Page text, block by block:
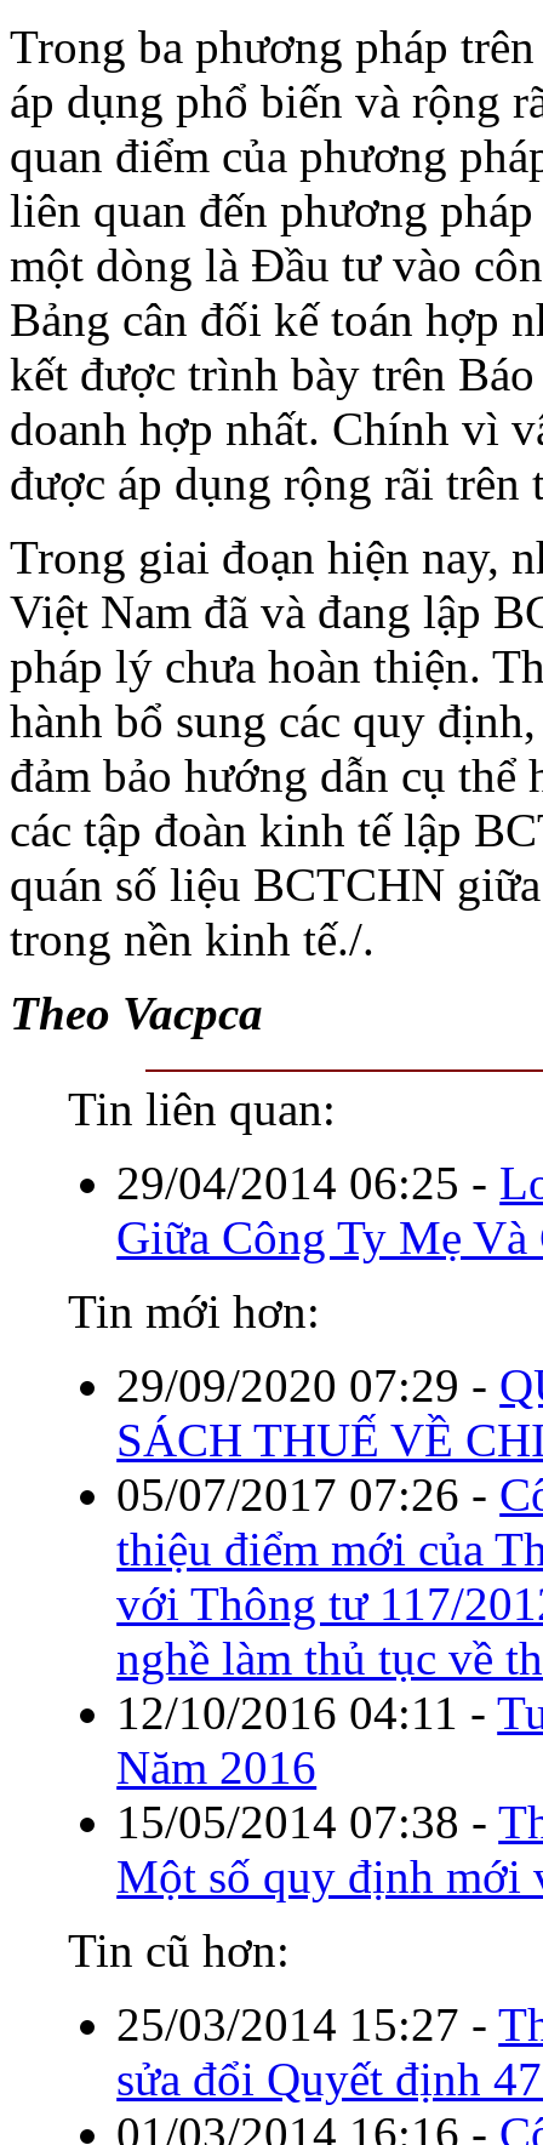
Trong ba phương pháp
áp dụng phổ biến và rộng
quan điểm của phương
liên quan đến phương
một dòng là Đầu tư vào
Bảng cân đối kế toán hợp
kết được trình bày trên
doanh hợp nhất. Chính vì
được áp dụng rộng rãi trên
Trong giai đoạn hiện nay,
Việt Nam đã và đang lập
pháp lý chưa hoàn thiện.
hành bổ sung các quy
đảm bảo hướng dẫn cụ thể
các tập đoàn kinh tế lập
quán số liệu BCTCHN
trong nền kinh tế./.
Theo Vacpca
Tin liên quan:
29/04/2014 06:25 -
Giữa Công Ty Mẹ
Tin mới hơn:
29/09/2020 07:29 -
SÁCH THUẾ VỀ
05/07/2017 07:26 -
thiệu điểm mới của
với Thông tư 117/
nghề làm thủ tục về
12/10/2016 04:11 -
Năm 2016
15/05/2014 07:38 -
Một số quy định mới
Tin cũ hơn:
25/03/2014 15:27 -
sửa đổi Quyết định
01/03/2014 16:16 -